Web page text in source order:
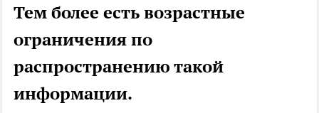
Тем более есть возрастные
ограничения по
распространению такой
информации.